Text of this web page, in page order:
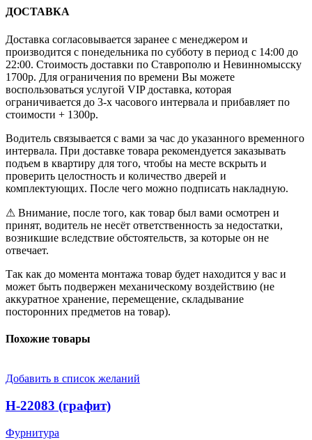
ДОСТАВКА
Доставка согласовывается заранее с менеджером и
производится с понедельника по субботу в период с 14:00 до
22:00. Стоимость доставки по Ставрополю и Невинномысску
1700р. Для ограничения по времени Вы можете
воспользоваться услугой VIP доставка, которая
ограничивается до 3-х часового интервала и прибавляет по
стоимости + 1300р.
Водитель связывается с вами за час до указанного временного
интервала. При доставке товара рекомендуется заказывать
подъем в квартиру для того, чтобы на месте вскрыть и
проверить целостность и количество дверей и
комплектующих. После чего можно подписать накладную.
⚠ Внимание, после того, как товар был вами осмотрен и
принят, водитель не несёт ответственность за недостатки,
возникшие вследствие обстоятельств, за которые он не
отвечает.
Так как до момента монтажа товар будет находится у вас и
может быть подвержен механическому воздействию (не
аккуратное хранение, перемещение, складывание
посторонних предметов на товар).
Похожие товары
Добавить в список желаний
Н-22083 (графит)
Фурнитура